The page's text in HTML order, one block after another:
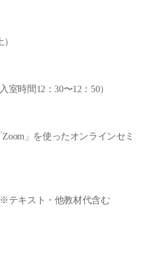
室時間12：30〜12：50）
」を使ったオンラインセミ
※テキスト・他教材代含む